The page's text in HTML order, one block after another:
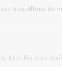
6 papillons de
Et si les clés